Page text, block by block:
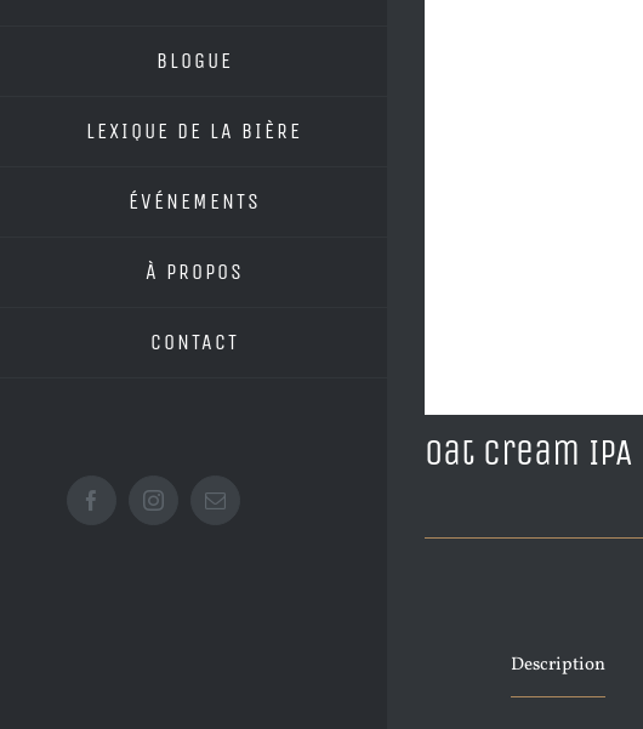
BLOGUE
LEXIQUE DE LA BIÈRE
ÉVÉNEMENTS
À PROPOS
CONTACT
FacebookInstagramEmail
Oat Cream IPA
Description